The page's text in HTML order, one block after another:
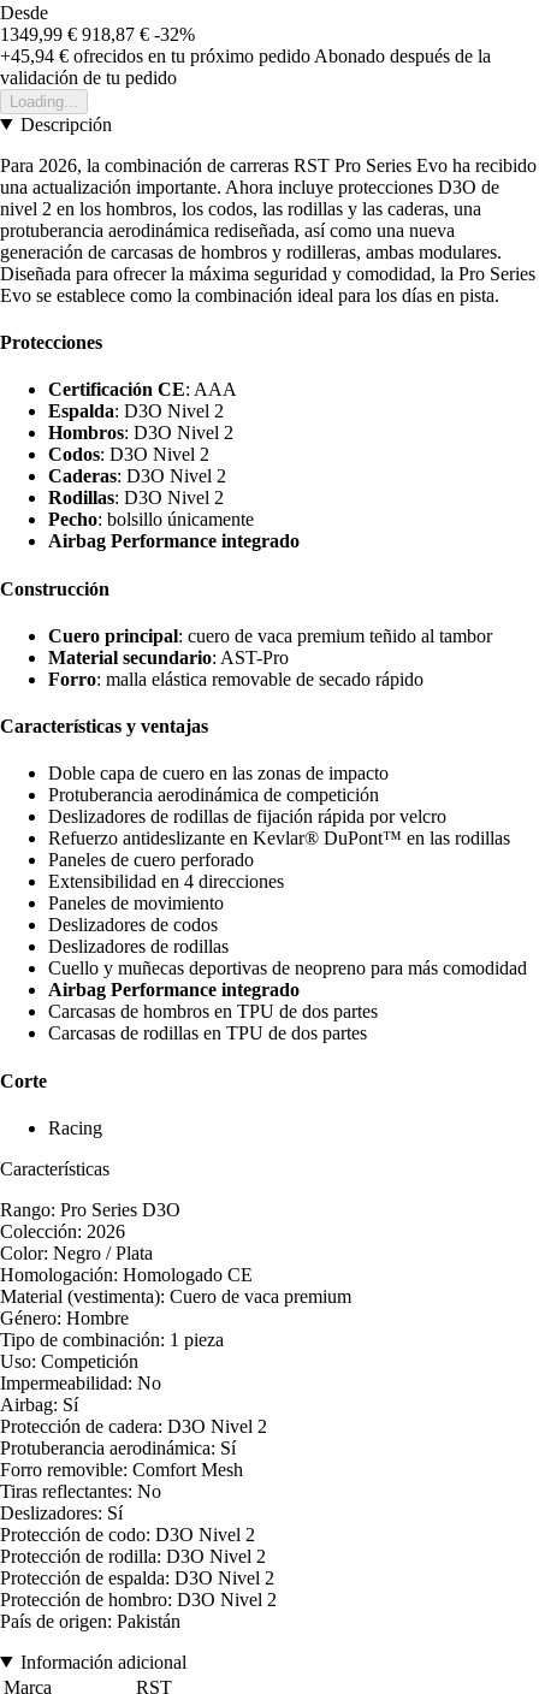
Desde
1349,99 € 918,87 € -32%
+45,94 € ofrecidos en tu próximo pedido Abonado después de la
validación de tu pedido
Loading...
Descripción
Para 2026, la combinación de carreras RST Pro Series Evo ha recibido
una actualización importante. Ahora incluye protecciones D3O de
nivel 2 en los hombros, los codos, las rodillas y las caderas, una
protuberancia aerodinámica rediseñada, así como una nueva
generación de carcasas de hombros y rodilleras, ambas modulares.
Diseñada para ofrecer la máxima seguridad y comodidad, la Pro Series
Evo se establece como la combinación ideal para los días en pista.
Protecciones
Certificación CE: AAA
Espalda: D3O Nivel 2
Hombros: D3O Nivel 2
Codos: D3O Nivel 2
Caderas: D3O Nivel 2
Rodillas: D3O Nivel 2
Pecho: bolsillo únicamente
Airbag Performance integrado
Construcción
Cuero principal: cuero de vaca premium teñido al tambor
Material secundario: AST-Pro
Forro: malla elástica removable de secado rápido
Características y ventajas
Doble capa de cuero en las zonas de impacto
Protuberancia aerodinámica de competición
Deslizadores de rodillas de fijación rápida por velcro
Refuerzo antideslizante en Kevlar® DuPont™ en las rodillas
Paneles de cuero perforado
Extensibilidad en 4 direcciones
Paneles de movimiento
Deslizadores de codos
Deslizadores de rodillas
Cuello y muñecas deportivas de neopreno para más comodidad
Airbag Performance integrado
Carcasas de hombros en TPU de dos partes
Carcasas de rodillas en TPU de dos partes
Corte
Racing
Características
Rango: Pro Series D3O
Colección: 2026
Color: Negro / Plata
Homologación: Homologado CE
Material (vestimenta): Cuero de vaca premium
Género: Hombre
Tipo de combinación: 1 pieza
Uso: Competición
Impermeabilidad: No
Airbag: Sí
Protección de cadera: D3O Nivel 2
Protuberancia aerodinámica: Sí
Forro removible: Comfort Mesh
Tiras reflectantes: No
Deslizadores: Sí
Protección de codo: D3O Nivel 2
Protección de rodilla: D3O Nivel 2
Protección de espalda: D3O Nivel 2
Protección de hombro: D3O Nivel 2
País de origen: Pakistán
Información adicional
Marca
RST